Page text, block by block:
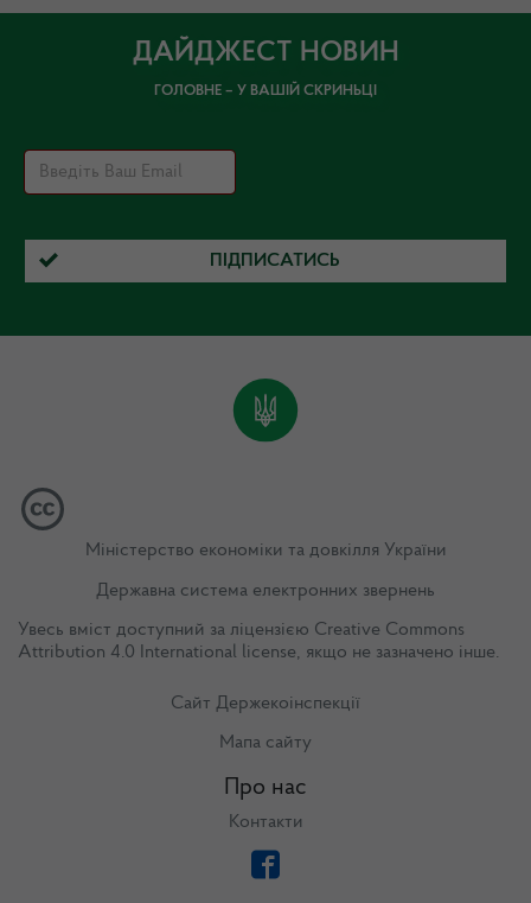
ДАЙДЖЕСТ НОВИН
ГОЛОВНЕ – У ВАШІЙ СКРИНЬЦІ
ПІДПИСАТИСЬ
Міністерство економіки та довкілля України
Державна система електронних звернень
Увесь вміст доступний за ліцензією Creative Commons
Attribution 4.0 International license, якщо не зазначено інше.
Сайт Держекоінспекції
Мапа сайту
Про нас
Контакти